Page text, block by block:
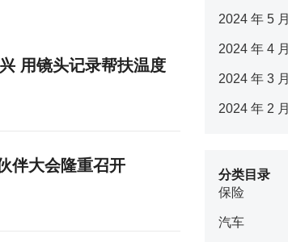
用镜头记录帮扶温度
伴大会隆重召开
2024 年 5 月
2024 年 4 月
2024 年 3 月
2024 年 2 月
分类目录
保险
汽车